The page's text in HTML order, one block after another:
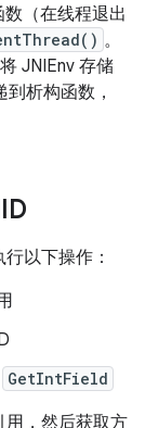
（在线程退出
。
将 JNIEnv 存储
析构函数，
ID
以下操作：
GetIntField
用，然后获取方